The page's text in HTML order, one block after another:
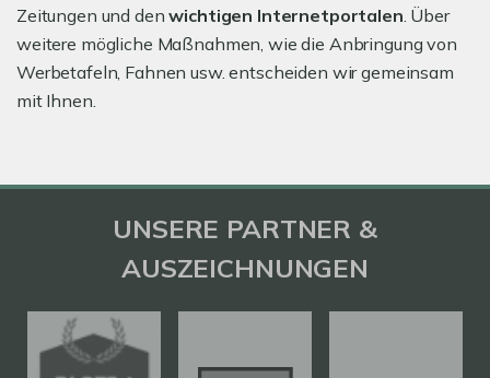
Zeitungen und denwichtigen Internetportalen. Über
weitere mögliche Maßnahmen, wie die Anbringung von
Werbetafeln, Fahnen usw. entscheiden wir gemeinsam
mit Ihnen.
UNSERE PARTNER &
AUSZEICHNUNGEN